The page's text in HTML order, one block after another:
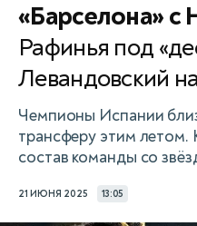
«Барселона» с
Рафинья под
Левандовский
Чемпионы Испании
трансферу этим летом.
состав команды со
21 ИЮНЯ 2025 13:05